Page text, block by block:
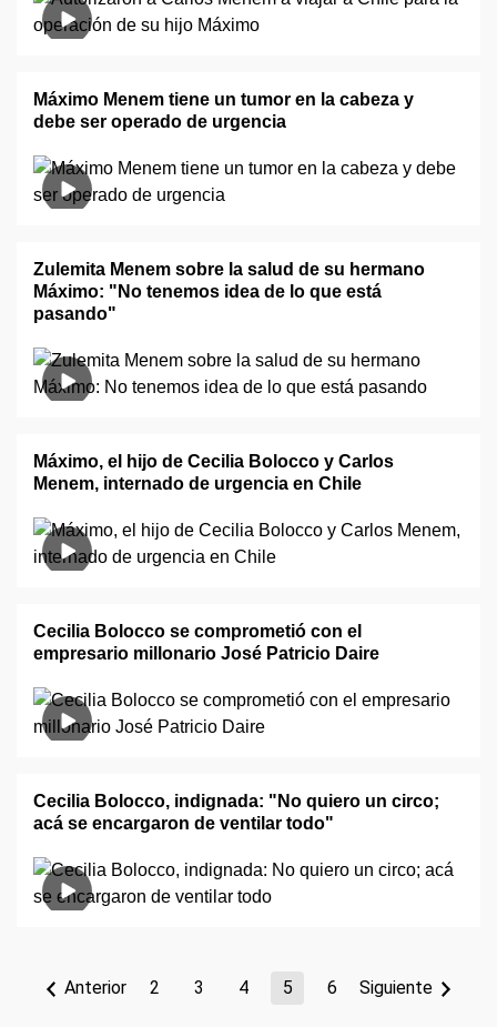
Máximo Menem tiene un tumor en la cabeza y
debe ser operado de urgencia
Zulemita Menem sobre la salud de su hermano
Máximo: "No tenemos idea de lo que está
pasando"
Máximo, el hijo de Cecilia Bolocco y Carlos
Menem, internado de urgencia en Chile
Cecilia Bolocco se comprometió con el
empresario millonario José Patricio Daire
Cecilia Bolocco, indignada: "No quiero un circo;
acá se encargaron de ventilar todo"
Anterior 2 3 4 5 6 Siguiente